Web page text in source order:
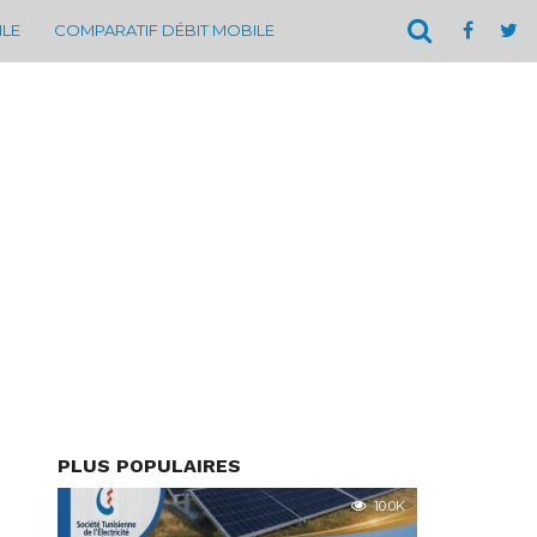
COMPARATIF DÉBIT MOBILE
PLUS POPULAIRES
10.0K